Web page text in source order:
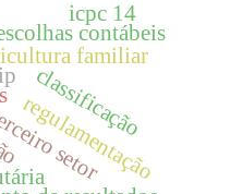
classificação
familiar
regulamentação
setor
contábeis
icpc 14